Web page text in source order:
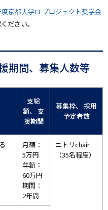
京都大学CFプロジェクト奨学金
ださい｡
期間、募集人数等
支給
額、 支
援期間
募集枠、 採用
予定者数
月額：
5万円
年額：
60万円
期間：
2年間
ニトリchair
（35名程度）